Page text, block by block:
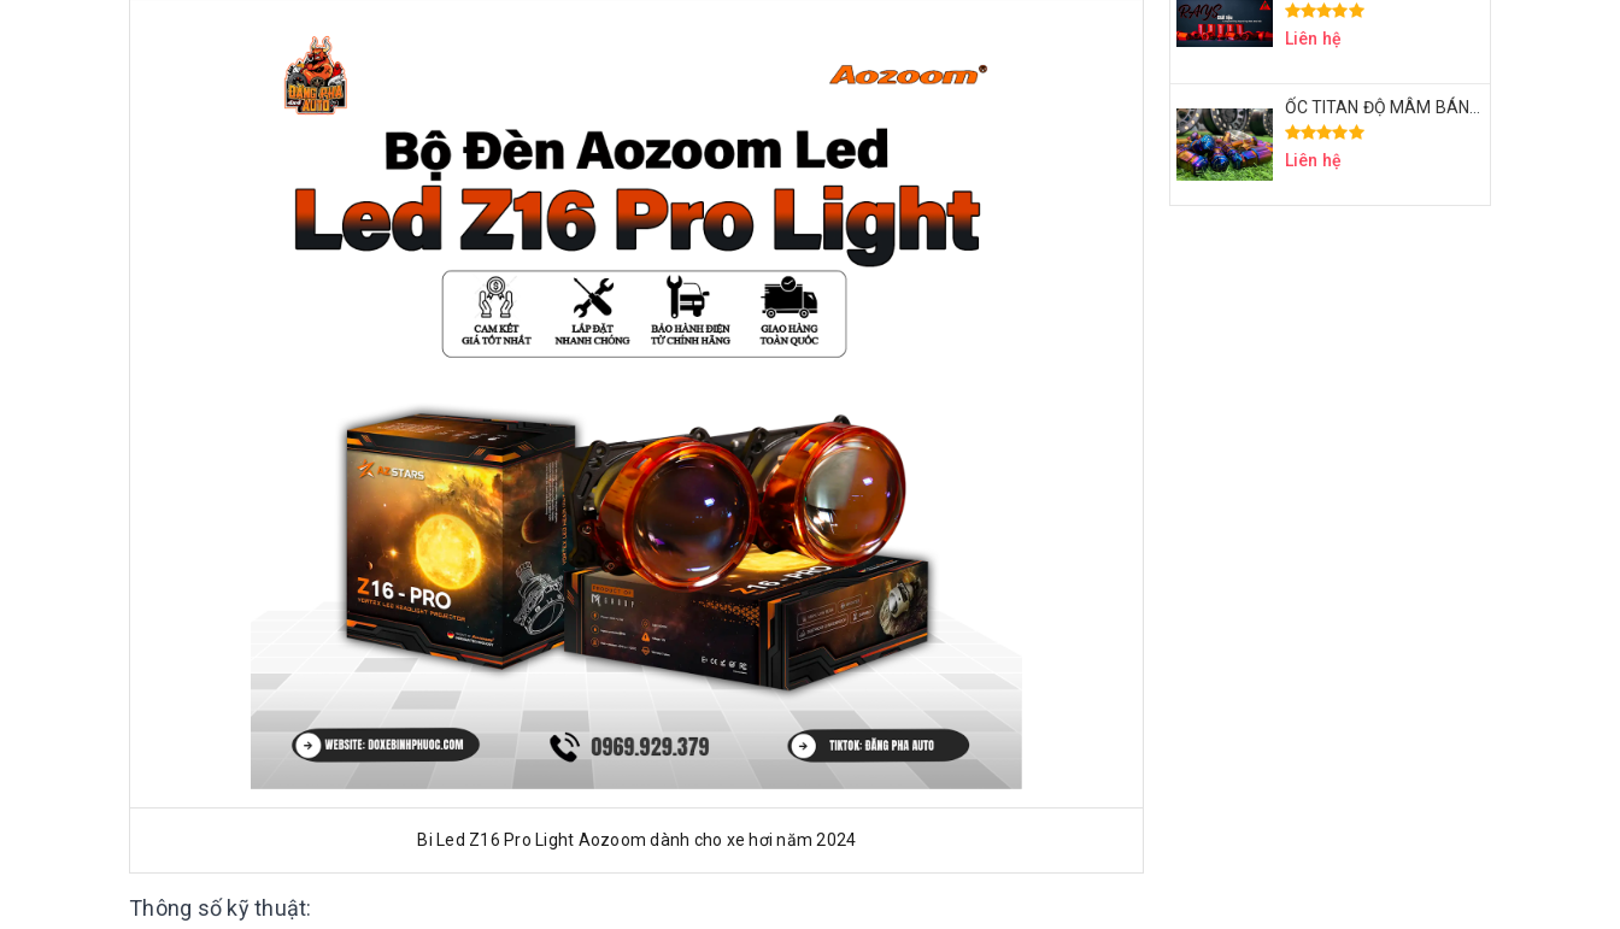
Bi Led Z16 Pro Light Aozoom dành cho xe hơi năm 2024
Thông số kỹ thuật:
Liên hệ
Liên hệ